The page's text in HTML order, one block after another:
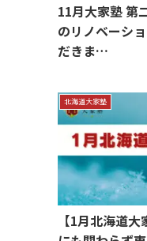
11月大家塾
のリノベーシ
だきま…
北海道大家塾
【1月北海道